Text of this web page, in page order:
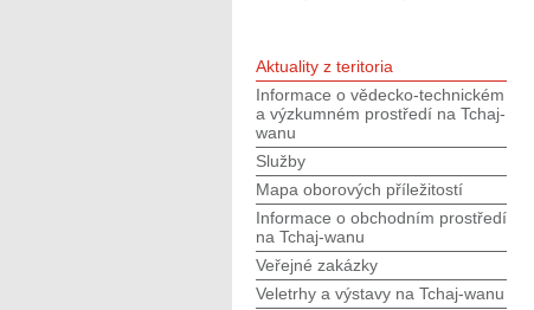
Aktuality z teritoria
Informace o vědecko-technickém
a výzkumném prostředí na Tchaj-
wanu
Služby
Mapa oborových příležitostí
Informace o obchodním prostředí
na Tchaj-wanu
Veřejné zakázky
Veletrhy a výstavy na Tchaj-wanu